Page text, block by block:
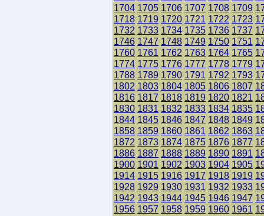
1704 1705 1706 1707 1708 1709
1718 1719 1720 1721 1722 1723
1732 1733 1734 1735 1736 1737
1746 1747 1748 1749 1750 1751
1760 1761 1762 1763 1764 1765
1774 1775 1776 1777 1778 1779
1788 1789 1790 1791 1792 1793
1802 1803 1804 1805 1806 1807
1816 1817 1818 1819 1820 1821
1830 1831 1832 1833 1834 1835
1844 1845 1846 1847 1848 1849
1858 1859 1860 1861 1862 1863
1872 1873 1874 1875 1876 1877
1886 1887 1888 1889 1890 1891
1900 1901 1902 1903 1904 1905
1914 1915 1916 1917 1918 1919
1928 1929 1930 1931 1932 1933
1942 1943 1944 1945 1946 1947
1956 1957 1958 1959 1960 1961